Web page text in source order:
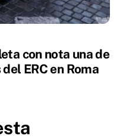
con nota una de
ERC en Roma